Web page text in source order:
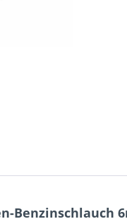
Benzinschlauch